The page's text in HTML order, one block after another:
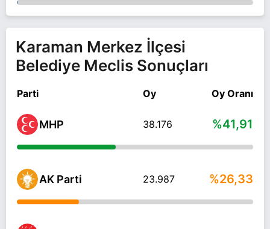
Karaman Merkez İlçesi
Belediye Meclis Sonuçları
Parti Oy Oy Oranı
MHP 38.176 %41,91
AK Parti 23.987 %26,33